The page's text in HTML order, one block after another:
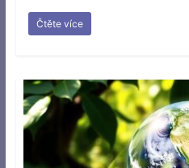
Čtěte více